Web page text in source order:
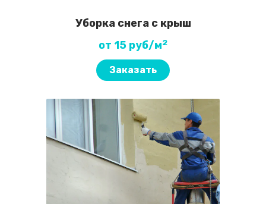
Уборка снега с крыш
от 15 руб/м2
Заказать